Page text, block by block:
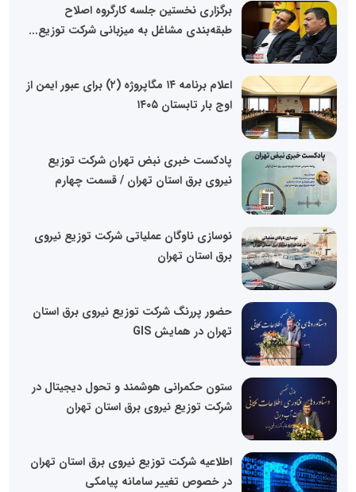
برگزاری نخستین جلسه کارگروه اصلاح
طبقه‌بندی مشاغل به میزبانی شرکت توزیع...
اعلام برنامه ۱۴ مگاپروژه (۲) برای عبور ایمن از
اوج بار تابستان ۱۴۰۵
پادکست خبری نبض تهران شرکت توزیع
نیروی برق استان تهران / قسمت چهارم
نوسازی ناوگان عملیاتی شرکت توزیع نیروی
برق استان تهران
حضور پررنگ شرکت توزیع نیروی برق استان
تهران در همایش GIS
ستون حکمرانی هوشمند و تحول دیجیتال در
شرکت توزیع نیروی برق استان تهران
اطلاعیه شرکت توزیع نیروی برق استان تهران
در خصوص تغییر سامانه پیامکی